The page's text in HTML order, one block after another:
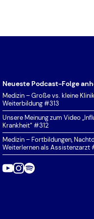
Neueste Podcast-Folge
Medizin – Große vs. kleine
Weiterbildung #313
Unsere Meinung zum Video
Krankheit“ #312
Medizin – Fortbildungen,
Weiterlernen als Assistenzarzt